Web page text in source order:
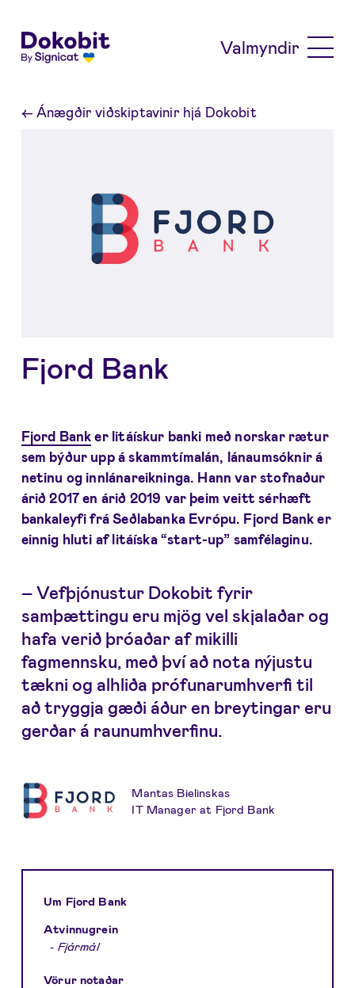
Valmyndir
←Ánægðir viðskiptavinir hjá Dokobit
Fjord Bank
Fjord Bank er litáískur banki með norskar rætur
sem býður upp á skammtímalán, lánaumsóknir á
netinu og innlánareikninga. Hann var stofnaður
árið 2017 en árið 2019 var þeim veitt sérhæft
bankaleyfi frá Seðlabanka Evrópu. Fjord Bank er
einnig hluti af litáíska “start-up” samfélaginu.
– Vefþjónustur Dokobit fyrir
samþættingu eru mjög vel skjalaðar og
hafa verið þróaðar af mikilli
fagmennsku, með því að nota nýjustu
tækni og alhliða prófunarumhverfi til
að tryggja gæði áður en breytingar eru
gerðar á raunumhverfinu.
Mantas Bielinskas
IT Manager at Fjord Bank
Um Fjord Bank
Atvinnugrein
- Fjármál
Vörur notaðar